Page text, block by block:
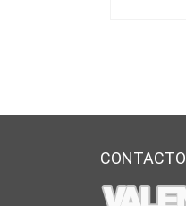
CONTACTO